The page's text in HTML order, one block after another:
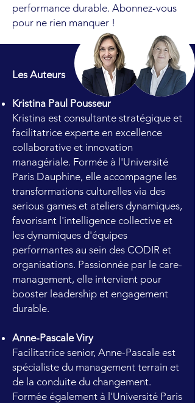
performance durable. Abonnez-vous
pour ne rien manquer !
Les Auteurs
Kristina Paul Pousseur
Kristina est consultante stratégique et
facilitatrice experte en excellence
collaborative et innovation
managériale. Formée à l'Université
Paris Dauphine, elle accompagne les
transformations culturelles via des
serious games et ateliers dynamiques,
favorisant l'intelligence collective et
les dynamiques d'équipes
performantes au sein des CODIR et
organisations. Passionnée par le care-
management, elle intervient pour
booster leadership et engagement
durable.
Anne-Pascale Viry
Facilitatrice senior, Anne-Pascale est
spécialiste du management terrain et
de la conduite du changement.
Formée également à l'Université Paris